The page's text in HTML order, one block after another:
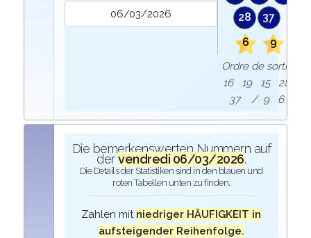
28
37
6
9
Ordre de sortie :
16 19 15 28
37 / 9 6
Die bemerkenswerten Nummern auf
dervendredi 06/03/2026.
Die Details der Statistiken sind in den blauen und
roten Tabellen unten zu finden.
Zahlen mit niedriger HÄUFIGKEIT in
aufsteigender Reihenfolge.